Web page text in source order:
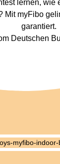
lernen, wie
Mit myFibo
garantiert.
Deutschen